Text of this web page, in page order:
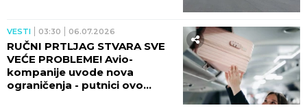
VESTI 03:30 06.07.2026
RUČNI PRTLJAG STVARA SVE
VEĆE PROBLEME! Avio-
kompanije uvode nova
ograničenja - putnici ovo